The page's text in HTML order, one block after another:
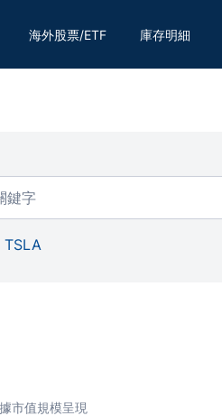
海外股票/ETF 庫存明細
TSLA
市值規模呈現